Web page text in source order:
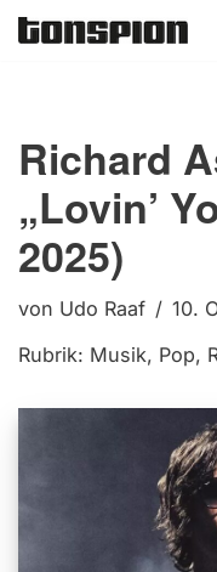
Richard
„Lovin’
2025)
von Udo Raaf
10.
Rubrik: Musik, Pop,